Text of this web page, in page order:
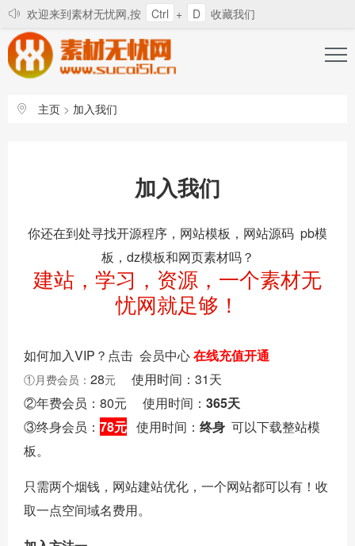
欢迎来到素材无忧网,按 Ctrl + D
收藏我们
有站长和会员的道歉信
主页 > 加入我们
加入我们
你还在到处寻找开源程序，网站模板，网站源码 pb模
板，dz模板和网页素材吗？
建站，学习，资源，一个素材无
忧网就足够！
如何加入VIP？点击 会员中心在线充值开通
①月费会员： 28元 使用时间：31天
②年费会员：80元 使用时间： 365天
③终身会员： 78元 使用时间： 终身 可以下载整站模
板。
只需两个烟钱，网站建站优化，一个网站都可以有！收
取一点空间域名费用。